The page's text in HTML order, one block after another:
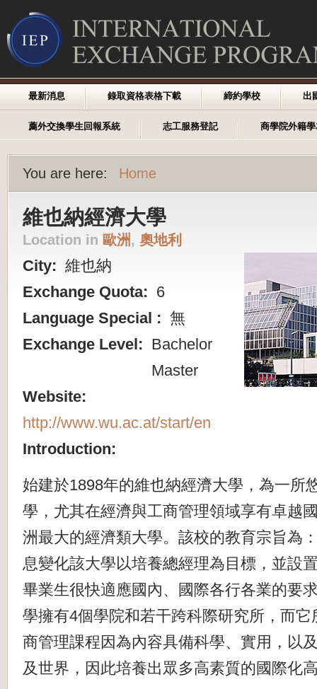
最新消息 錄取資格表格下載 締約學校 出
薦外交換學生回報系統 志工服務登記 商學院外籍
You are here: Home
維也納經濟大學
Location in 歐洲, 奧地利
City: 維也納
Exchange Quota: 6
Language Special : 無
Exchange Level: Bachelor
Master
Website:
http://www.wu.ac.at/start/en
Introduction:
始建於1898年的維也納經濟大學，為一所
學，尤其在經濟與工商管理領域享有卓越
洲最大的經濟類大學。該校的教育宗旨為
息變化該大學以培養總經理為目標，並設
畢業生很快適應國內、國際各行各業的要
學擁有4個學院和若干跨科際研究所，而
商管理課程因為內容具備科學、實用，以
及世界，因此培養出眾多高素質的國際化